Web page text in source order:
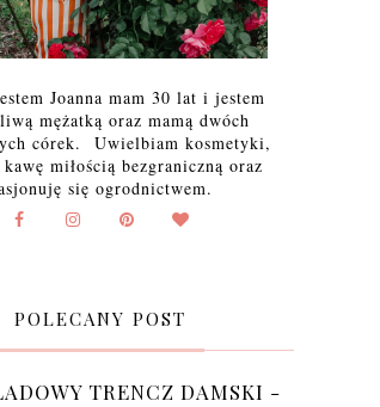
Joanna mam 30 lat i jestem
mężatką oraz mamą dwóch
córek. Uwielbiam kosmetyki,
miłością bezgraniczną oraz
się ogrodnictwem.
POLECANY POST
TRENCZ DAMSKI -